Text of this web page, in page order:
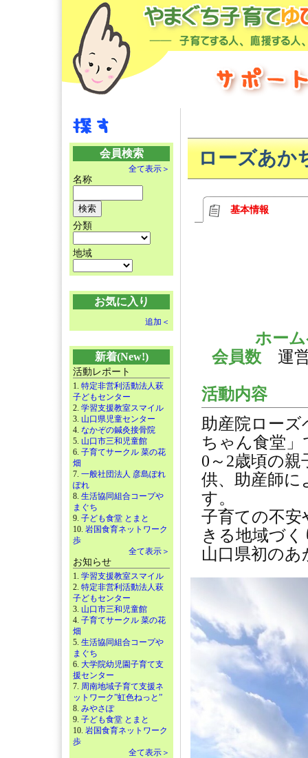
会員検索
全て表示＞
名称
分類
地域
お気に入り
追加＜
新着(New!)
活動レポート
1. 特定非営利活動法人萩
子どもセンター
2. 学習支援教室スマイル
3. 山口県児童センター
4. なかぞの鍼灸接骨院
5. 山口市三和児童館
6. 子育てサークル 菜の花
畑
7. 一般社団法人 彦島ぽれ
ぽれ
8. 生活協同組合コープや
まぐち
9. 子ども食堂 とまと
10. 岩国食育ネットワーク
歩
全て表示＞
お知らせ
1. 学習支援教室スマイル
2. 特定非営利活動法人萩
子どもセンター
3. 山口市三和児童館
4. 子育てサークル 菜の花
畑
5. 生活協同組合コープや
まぐち
6. 大学院幼児園子育て支
援センター
7. 周南地域子育て支援ネ
ットワーク”虹色ねっと”
8. みやさぽ
9. 子ども食堂 とまと
10. 岩国食育ネットワーク
歩
全て表示＞
ローズあか
基本情報
ホー
会員数 運
活動内容
助産院ロー
ちゃん食堂」
0～2歳頃の
供、助産師に
す。
子育ての不安
きる地域づ
山口県初の